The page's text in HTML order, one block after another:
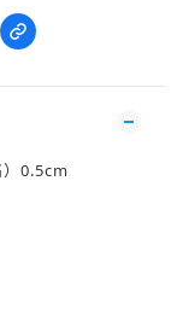
0.5cm